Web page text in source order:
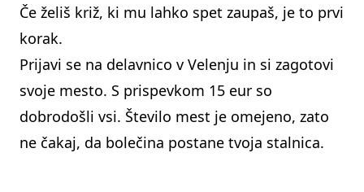
Če želiš križ, ki mu lahko spet zaupaš, je to prvi
korak.
Prijavi se na delavnico v Velenju in si zagotovi
svoje mesto. S prispevkom 15 eur so
dobrodošli vsi. Število mest je omejeno, zato
ne čakaj, da bolečina postane tvoja stalnica.